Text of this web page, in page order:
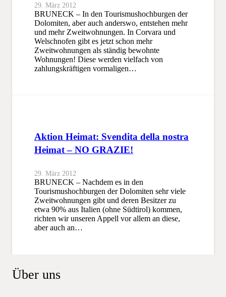
29. März 2012
BRUNECK – In den Tourismushochburgen der
Dolomiten, aber auch anderswo, entstehen mehr
und mehr Zweitwohnungen. In Corvara und
Welschnofen gibt es jetzt schon mehr
Zweitwohnungen als ständig bewohnte
Wohnungen! Diese werden vielfach von
zahlungskräftigen vormaligen…
Aktion Heimat: Svendita della nostra
Heimat – NO GRAZIE!
29. März 2012
BRUNECK – Nachdem es in den
Tourismushochburgen der Dolomiten sehr viele
Zweitwohnungen gibt und deren Besitzer zu
etwa 90% aus Italien (ohne Südtirol) kommen,
richten wir unseren Appell vor allem an diese,
aber auch an…
Über uns